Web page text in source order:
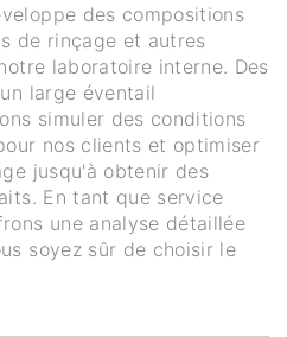
des compositions
de rinçage et autres
laboratoire interne. Des
large éventail
simuler des conditions
nos clients et optimiser
jusqu'à obtenir des
En tant que service
une analyse détaillée
soyez sûr de choisir le